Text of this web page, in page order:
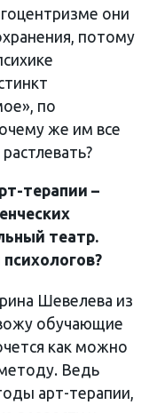
они
потому
по
же им все
терапии –
театр.
Шевелева из
обучающие
как можно
Ведь
арт-терапии,